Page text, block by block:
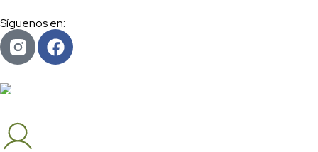
Síguenos en: